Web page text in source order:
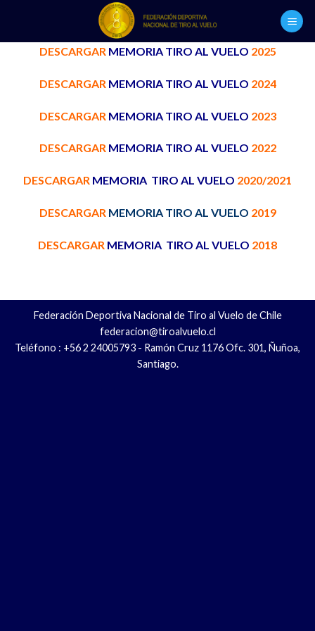
content
DESCARGAR MEMORIA TIRO AL VUELO 2025
DESCARGAR MEMORIA TIRO AL VUELO 2024
DESCARGAR MEMORIA TIRO AL VUELO 2023
DESCARGAR MEMORIA TIRO AL VUELO 2022
DESCARGAR MEMORIA TIRO AL VUELO 2020/2021
DESCARGAR MEMORIA TIRO AL VUELO 2019
DESCARGAR MEMORIA TIRO AL VUELO 2018
Federación Deportiva Nacional de Tiro al Vuelo de Chile
federacion@tiroalvuelo.cl
Teléfono : +56 2 24005793 - Ramón Cruz 1176 Ofc. 301, Ñuñoa,
Santiago.